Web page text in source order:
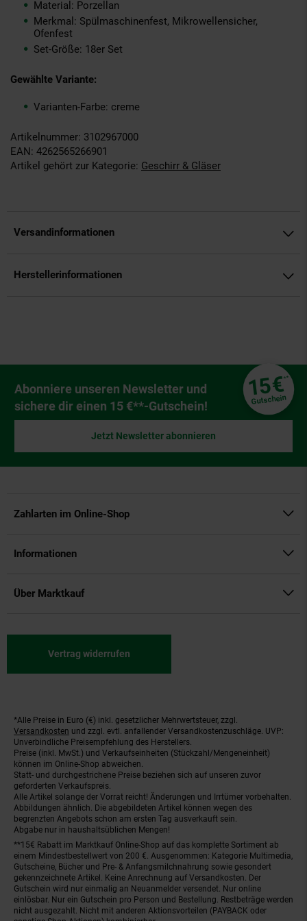
Material: Porzellan
Merkmal: Spülmaschinenfest, Mikrowellensicher,
Ofenfest
Set-Größe: 18er Set
Gewählte Variante:
Varianten-Farbe: creme
Artikelnummer: 3102967000
EAN: 4262565266901
Artikel gehört zur Kategorie: Geschirr & Gläser
Versandinformationen
Herstellerinformationen
Newsletter Anmeldung
Abonniere unseren Newsletter und
sichere dir einen 15 €**-Gutschein!
15€**
Gutschein
Jetzt Newsletter abonnieren
Zahlarten im Online-Shop
Informationen
Über Marktkauf
Vertrag widerrufen
Fußnoten
*Alle Preise in Euro (€) inkl. gesetzlicher Mehrwertsteuer, zzgl.
Versandkosten und zzgl. evtl. anfallender Versandkostenzuschläge. UVP:
Unverbindliche Preisempfehlung des Herstellers.
Preise (inkl. MwSt.) und Verkaufseinheiten (Stückzahl/Mengeneinheit)
können im Online-Shop abweichen.
Statt- und durchgestrichene Preise beziehen sich auf unseren zuvor
geforderten Verkaufspreis.
Alle Artikel solange der Vorrat reicht! Änderungen und Irrtümer vorbehalten.
Abbildungen ähnlich. Die abgebildeten Artikel können wegen des
begrenzten Angebots schon am ersten Tag ausverkauft sein.
Abgabe nur in haushaltsüblichen Mengen!
**15€ Rabatt im Marktkauf Online-Shop auf das komplette Sortiment ab
einem Mindestbestellwert von 200 €. Ausgenommen: Kategorie Multimedia,
Gutscheine, Bücher und Pre- & Anfangsmilchnahrung sowie gesondert
gekennzeichnete Artikel. Keine Anrechnung auf Versandkosten. Der
Gutschein wird nur einmalig an Neuanmelder versendet. Nur online
einlösbar. Nur ein Gutschein pro Person und Bestellung. Restbeträge werden
nicht ausgezahlt. Nicht mit anderen Aktionsvorteilen (PAYBACK oder